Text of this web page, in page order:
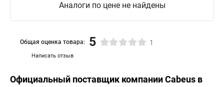
Аналоги по цене не найдены
Написать отзыв
Общая оценка товара: 5 1
Официальный поставщик компанииCabeus в